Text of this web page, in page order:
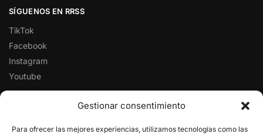
Gestionar consentimiento
Para ofrecer las mejores experiencias, utilizamos tecnologías como las
SÍGUENOS EN RRSS
TikTok
Facebook
Instagram
Youtube
FOXLIVE EN GOOGLE